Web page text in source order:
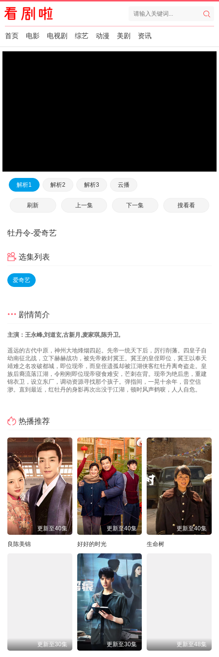
首页 电影 电视剧 综艺 动漫 美剧 资讯
解析1 解析2 解析3 云播
刷新 上一集 下一集 搜看看
牡丹令-爱奇艺
选集列表
爱奇艺
剧情简介
主演：王永峰,刘道玄,古新月,麦家琪,陈升卫,
遥远的古代中原，神州大地烽烟四起。先帝一统天下后，厉行削藩。四皇子自
幼南征北战，立下赫赫战功，被先帝敕封冀王。冀王的皇侄即位，冀王以奉天
靖难之名攻破都城，即位现帝，而皇侄遗孤却被江湖侠客红牡丹离奇盗走。皇
族后裔流落江湖，令刚刚即位现帝寝食难安，芒刺在背。现帝为绝后患，重建
锦衣卫，设立东厂，调动资源寻找那个孩子。弹指间，一晃十余年，音空信
渺。直到最近，红牡丹的身影再次出没于江湖，顿时风声鹤唳，人人自危。
热播推荐
更新至40集
良陈美锦
更新至40集
好好的时光
更新至40集
生命树
更新至30集 更新至30集 更新至48集